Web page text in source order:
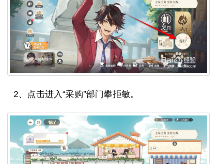
2、点击进入“采购”部门攀拒敏。